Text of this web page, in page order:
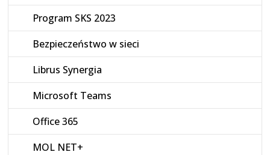
Program SKS 2023
Bezpieczeństwo w sieci
Librus Synergia
Microsoft Teams
Office 365
MOL NET+